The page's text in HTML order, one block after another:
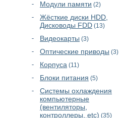
Модули памяти (2)
Жёсткие диски HDD,
Дисководы FDD (13)
Видеокарты (3)
Оптические приводы (3)
Корпуса (11)
Блоки питания (5)
Cистемы охлаждения
компьютерные
(вентиляторы,
контроллеры, etc) (35)